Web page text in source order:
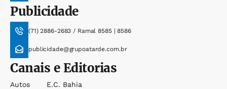
Publicidade
(71) 2886-2683 / Ramal 8585 | 8586
publicidade@grupoatarde.com.br
Canais e Editorias
Autos
E.c. Bahia